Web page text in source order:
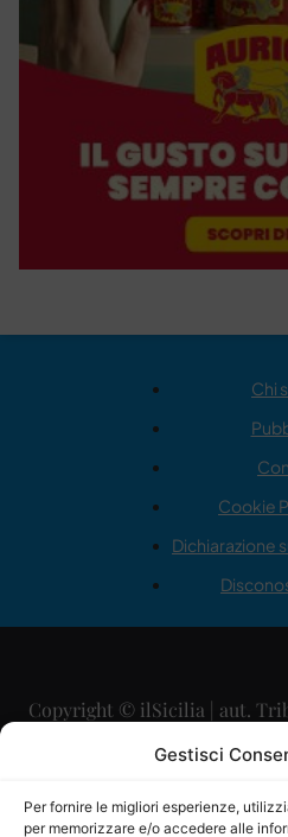
Gestisci
Per fornire le migliori esperienze,
per memorizzare e/o accedere alle
Chi
Cookie
Dichiarazione
Copyright © ilSicilia | aut.
29/09/